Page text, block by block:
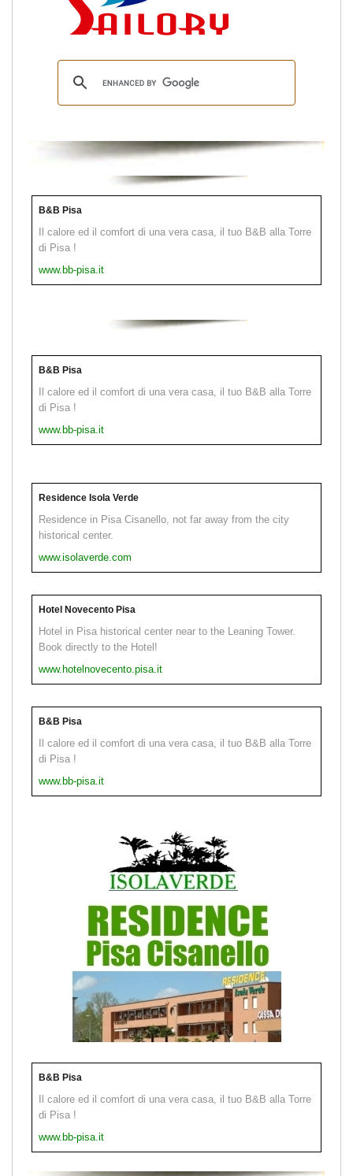
B&B Pisa
Il calore ed il comfort di una vera casa, il tuo B&B alla Torre
di Pisa !
www.bb-pisa.it
B&B Pisa
Il calore ed il comfort di una vera casa, il tuo B&B alla Torre
di Pisa !
www.bb-pisa.it
Residence Isola Verde
Residence in Pisa Cisanello, not far away from the city
historical center.
www.isolaverde.com
Hotel Novecento Pisa
Hotel in Pisa historical center near to the Leaning Tower.
Book directly to the Hotel!
www.hotelnovecento.pisa.it
B&B Pisa
Il calore ed il comfort di una vera casa, il tuo B&B alla Torre
di Pisa !
www.bb-pisa.it
B&B Pisa
Il calore ed il comfort di una vera casa, il tuo B&B alla Torre
di Pisa !
www.bb-pisa.it